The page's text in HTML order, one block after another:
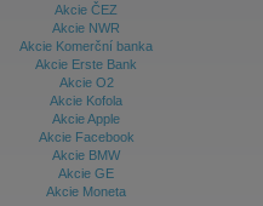
Akcie ČEZ
Akcie NWR
Akcie Komerční banka
Akcie Erste Bank
Akcie O2
Akcie Kofola
Akcie Apple
Akcie Facebook
Akcie BMW
Akcie GE
Akcie Moneta